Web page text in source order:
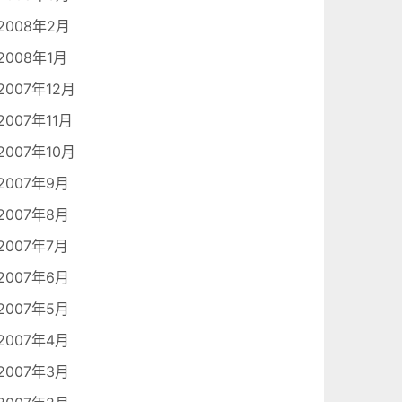
年2月
年1月
年12月
年11月
年10月
年9月
年8月
年7月
年6月
年5月
年4月
年3月